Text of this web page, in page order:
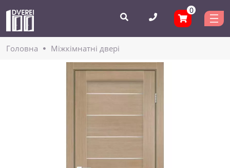
0
Головнa Міжкімнатні двері